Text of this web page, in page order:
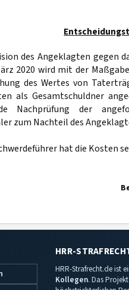
des Angeklagten gegen
2020 wird mit der
des Wertes von
als Gesamtschuldner
Nachprüfung der
zum Nachteil des
hat die Kosten
HRR-
HRR-Strafrecht.de ist
Kollegen. Das